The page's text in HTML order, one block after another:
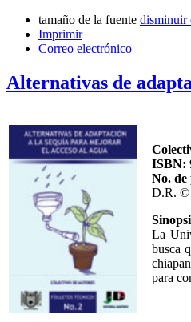
tamaño de la fuente disminuir
Imprimir
Correo electrónico
Alternativas de
ISBN:
No. de
D.R. ©
La
busca
para